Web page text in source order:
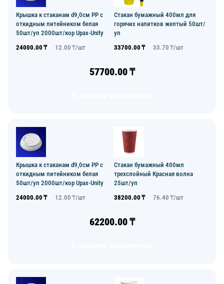
Крышка к стаканам d9,0см PP с
откидным питейником белая
50шт/уп 2000шт/кор Upax-Unity
24000.00 ₸ 12.00 ₸/шт
Стакан бумажный 400мл для
горячих напитков желтый 50шт/
уп
33700.00 ₸ 33.70 ₸/шт
57700.00₸
Крышка к стаканам d9,0см PP с
откидным питейником белая
50шт/уп 2000шт/кор Upax-Unity
24000.00 ₸ 12.00 ₸/шт
Стакан бумажный 400мл
трехслойный Красная волна
25шт/уп
38200.00 ₸ 76.40 ₸/шт
62200.00₸